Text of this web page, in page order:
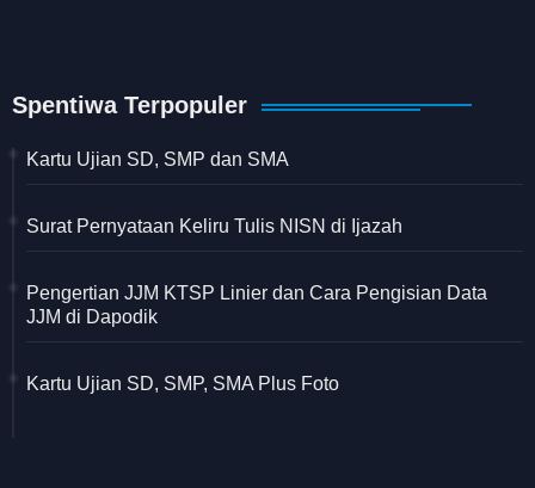
Spentiwa Terpopuler
Kartu Ujian SD, SMP dan SMA
Surat Pernyataan Keliru Tulis NISN di Ijazah
Pengertian JJM KTSP Linier dan Cara Pengisian Data
JJM di Dapodik
Kartu Ujian SD, SMP, SMA Plus Foto